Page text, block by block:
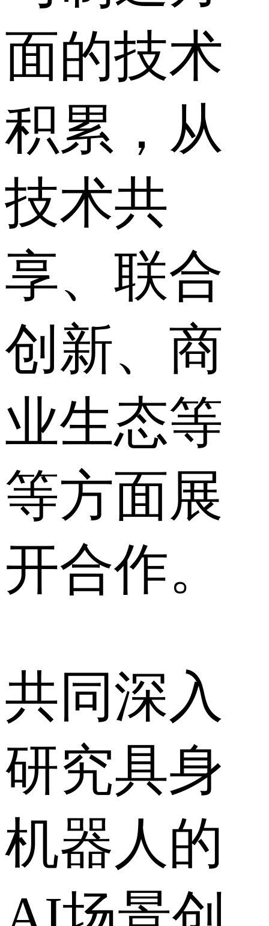
面的技术
积累，从
技术共
享、联合
创新、商
业生态等
等方面展
开合作。
共同深入
研究具身
机器人的